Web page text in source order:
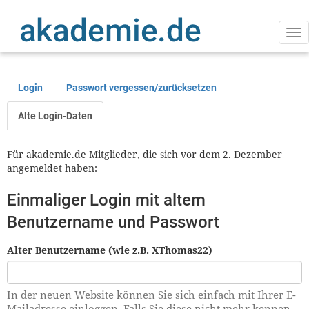
Inhalt
Primäre
Reiter
Login Passwort vergessen/zurücksetzen
Alte Login-Daten
Für akademie.de Mitglieder, die sich vor dem 2. Dezember
angemeldet haben:
Einmaliger Login mit altem
Benutzername und Passwort
Alter Benutzername (wie z.B. XThomas22)
In der neuen Website können Sie sich einfach mit Ihrer E-